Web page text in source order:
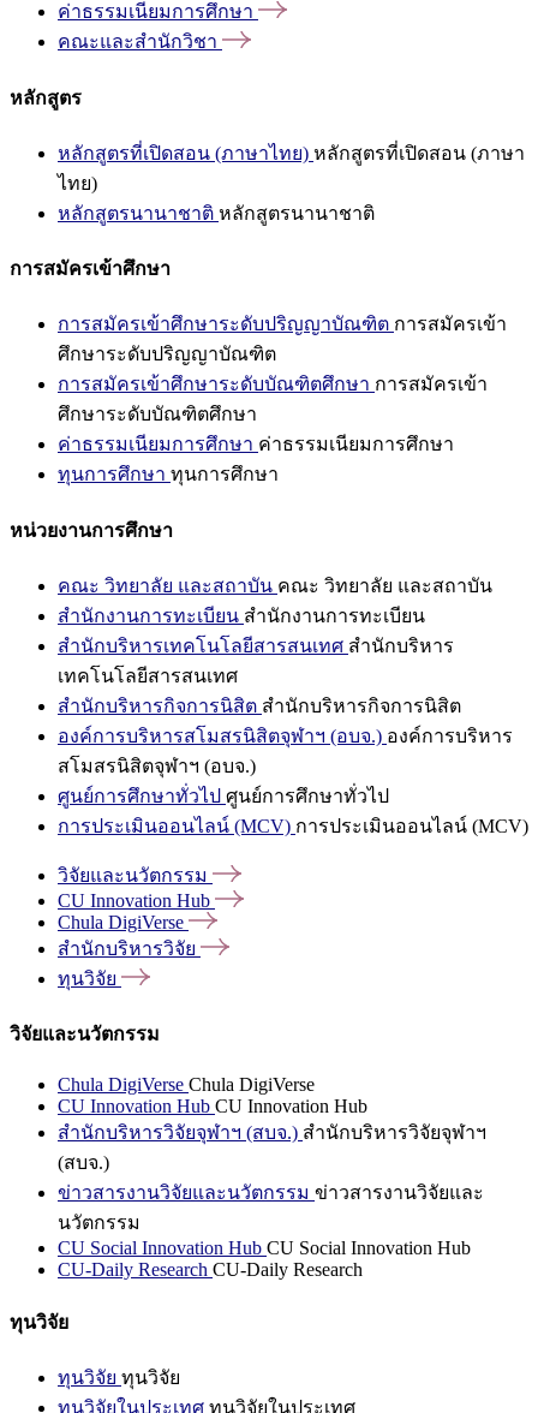
ค่าธรรมเนียมการศึกษา
คณะและสำนักวิชา
หลักสูตร
หลักสูตรที่เปิดสอน (ภาษาไทย) หลักสูตรที่เปิดสอน (ภาษา
ไทย)
หลักสูตรนานาชาติ หลักสูตรนานาชาติ
การสมัครเข้าศึกษา
การสมัครเข้าศึกษาระดับปริญญาบัณฑิต การสมัครเข้า
ศึกษาระดับปริญญาบัณฑิต
การสมัครเข้าศึกษาระดับบัณฑิตศึกษา การสมัครเข้า
ศึกษาระดับบัณฑิตศึกษา
ค่าธรรมเนียมการศึกษา ค่าธรรมเนียมการศึกษา
ทุนการศึกษา ทุนการศึกษา
หน่วยงานการศึกษา
คณะ วิทยาลัย และสถาบัน คณะ วิทยาลัย และสถาบัน
สำนักงานการทะเบียน สำนักงานการทะเบียน
สำนักบริหารเทคโนโลยีสารสนเทศ สำนักบริหาร
เทคโนโลยีสารสนเทศ
สำนักบริหารกิจการนิสิต สำนักบริหารกิจการนิสิต
องค์การบริหารสโมสรนิสิตจุฬาฯ (อบจ.) องค์การบริหาร
สโมสรนิสิตจุฬาฯ (อบจ.)
ศูนย์การศึกษาทั่วไป ศูนย์การศึกษาทั่วไป
การประเมินออนไลน์ (MCV) การประเมินออนไลน์ (MCV)
วิจัยและนวัตกรรม
CU Innovation Hub
Chula DigiVerse
สำนักบริหารวิจัย
ทุนวิจัย
วิจัยและนวัตกรรม
Chula DigiVerse Chula DigiVerse
CU Innovation Hub CU Innovation Hub
สำนักบริหารวิจัยจุฬาฯ (สบจ.) สำนักบริหารวิจัยจุฬาฯ
(สบจ.)
ข่าวสารงานวิจัยและนวัตกรรม ข่าวสารงานวิจัยและ
นวัตกรรม
CU Social Innovation Hub CU Social Innovation Hub
CU-Daily Research CU-Daily Research
ทุนวิจัย
ทุนวิจัย ทุนวิจัย
ทุนวิจัยในประเทศ ทุนวิจัยในประเทศ